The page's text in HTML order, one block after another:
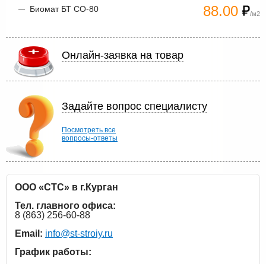
88.00 /м2
Биомат БТ СО-80
Онлайн-заявка на товар
Задайте вопрос специалисту
Посмотреть все
вопросы-ответы
ООО «СТС» в г.Курган
Тел. главного офиса:
8 (863) 256-60-88
Email: info@st-stroiy.ru
График работы: